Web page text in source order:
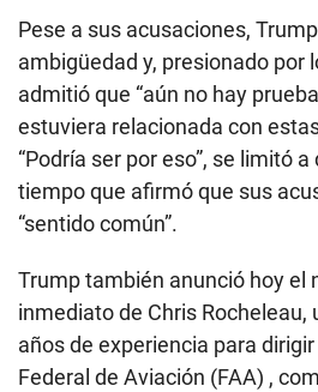
Pese a sus acusaciones,
ambigüedad y, presionado por
admitió que “aún no hay
estuviera relacionada con
“Podría ser por eso”, se limitó
tiempo que afirmó que sus
“sentido común”.
Trump también anunció hoy el
inmediato de Chris Rocheleau,
años de experiencia para
Federal de Aviación (FAA) ,